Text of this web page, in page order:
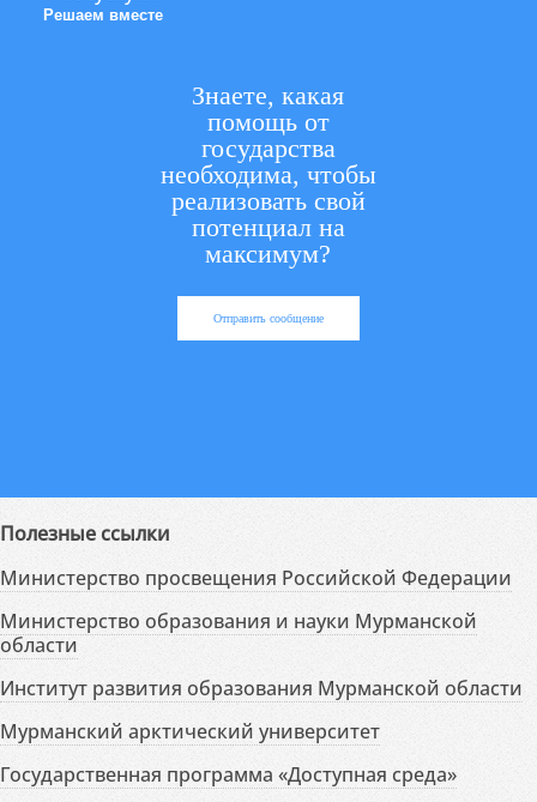
Решаем вместе
Знаете, какая
помощь от
государства
необходима, чтобы
реализовать свой
потенциал на
максимум?
Отправить сообщение
Полезные ссылки
Министерство просвещения Российской Федерации
Министерство образования и науки Мурманской
области
Институт развития образования Мурманской области
Мурманский арктический университет
Государственная программа «Доступная среда»